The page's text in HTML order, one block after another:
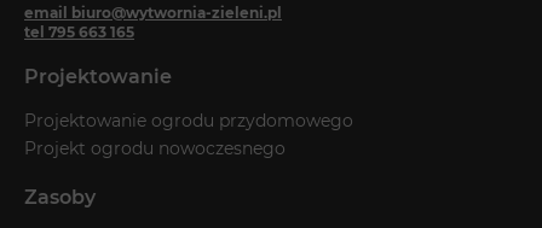
email biuro@wytwornia-zieleni.pl
tel 795 663 165
Projektowanie
Projektowanie ogrodu przydomowego
Projekt ogrodu nowoczesnego
Zasoby